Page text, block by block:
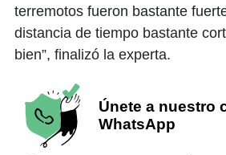
terremotos fueron bastante
distancia de tiempo bastante
bien”, finalizó la experta.
Únete a nuestro
WhatsApp